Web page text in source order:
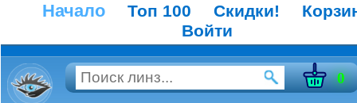
Начало Топ 100 Скидки!
Войти
0